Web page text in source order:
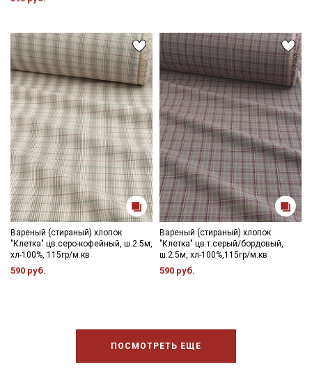
Вареный (стираный) хлопок
"Клетка" цв.серо-кофейный, ш.2.5м,
хл-100%, 115гр/м.кв
590 руб.
Вареный (стираный) хлопок
"Клетка" цв.т.серый/бордовый,
ш.2.5м, хл-100%,115гр/м.кв
590 руб.
ПОСМОТРЕТЬ ЕЩЕ